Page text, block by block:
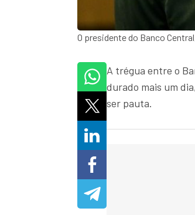
O presidente do Banco
A trégua entre o
durado mais um
ser pauta.